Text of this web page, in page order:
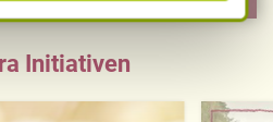
und
finden Sie in unserer
Initiativen